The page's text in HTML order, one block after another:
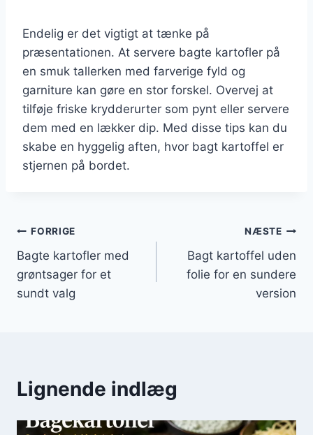
Endelig er det vigtigt at tænke på
præsentationen. At servere bagte kartofler på
en smuk tallerken med farverige fyld og
garniture kan gøre en stor forskel. Overvej at
tilføje friske krydderurter som pynt eller servere
dem med en lækker dip. Med disse tips kan du
skabe en hyggelig aften, hvor bagt kartoffel er
stjernen på bordet.
Indlægsnavigation
FORRIGE
Bagte kartofler med
grøntsager for et
sundt valg
NÆSTE
Bagt kartoffel uden
folie for en sundere
version
Lignende indlæg